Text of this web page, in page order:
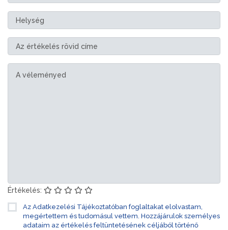
Értékelés:
Az Adatkezelési Tájékoztatóban foglaltakat elolvastam,
megértettem és tudomásul vettem. Hozzájárulok személyes
adataim az értékelés feltüntetésének céljából történő